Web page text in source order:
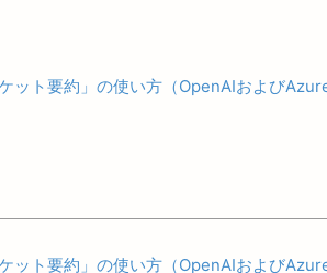
ト要約」の使い方（OpenAIおよび
ト要約」の使い方（OpenAIおよび